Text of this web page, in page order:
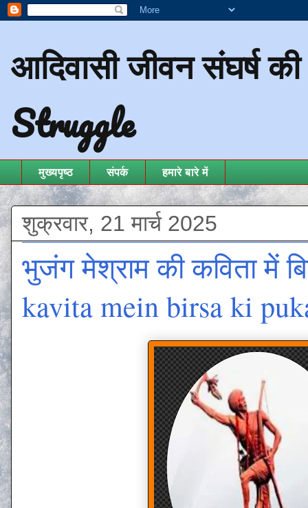
आदिवासी जीवन संघर्ष
Struggle
मुख्यपृष्ठ संपर्क हमारे बारे में
शुक्रवार, 21 मार्च 2025
भुजंग मेश्राम की कविता में
kavita mein birsa ki